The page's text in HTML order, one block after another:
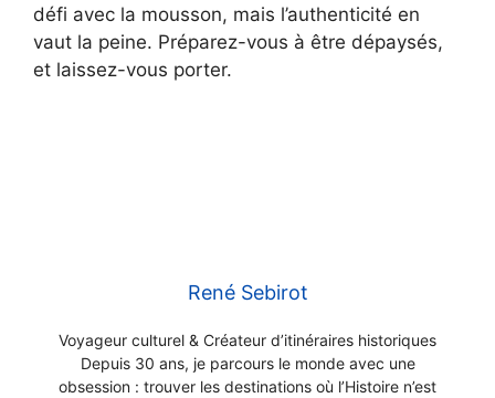
défi avec la mousson, mais l’authenticité en
vaut la peine. Préparez-vous à être dépaysés,
et laissez-vous porter.
René Sebirot
Voyageur culturel & Créateur d’itinéraires historiques
Depuis 30 ans, je parcours le monde avec une
obsession : trouver les destinations où l’Histoire n’est